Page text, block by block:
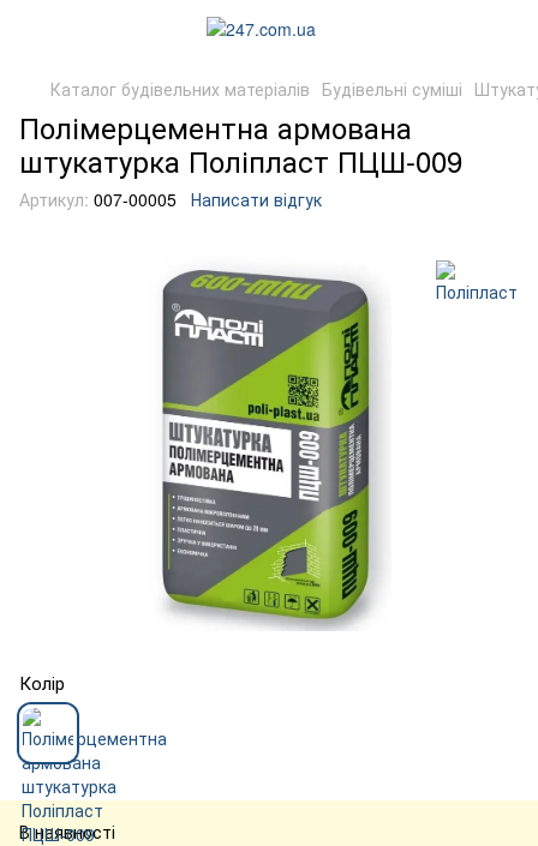
Каталог будівельних матеріалів Будівельні суміші
Полімерцементна армована
штукатурка Поліпласт ПЦШ-009
Артикул: 007-00005 Написати відгук
Колір
В наявності